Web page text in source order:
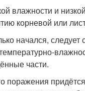
влажности и
корневой или
начался, следует
части.
поражения